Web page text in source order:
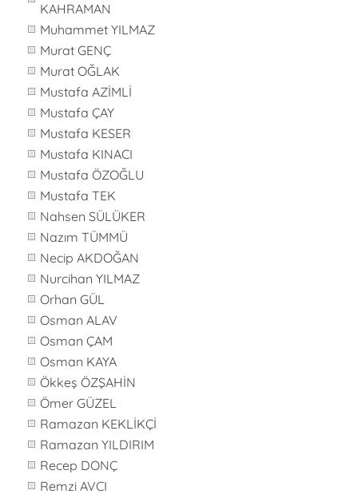
KAHRAMAN
Muhammet YILMAZ
Murat GENÇ
Murat OĞLAK
Mustafa AZİMLİ
Mustafa ÇAY
Mustafa KESER
Mustafa KINACI
Mustafa ÖZOĞLU
Mustafa TEK
Nahsen SÜLÜKER
Nazım TÜMMÜ
Necip AKDOĞAN
Nurcihan YILMAZ
Orhan GÜL
Osman ALAV
Osman ÇAM
Osman KAYA
Ökkeş ÖZŞAHİN
Ömer GÜZEL
Ramazan KEKLİKÇİ
Ramazan YILDIRIM
Recep DONÇ
Remzi AVCI